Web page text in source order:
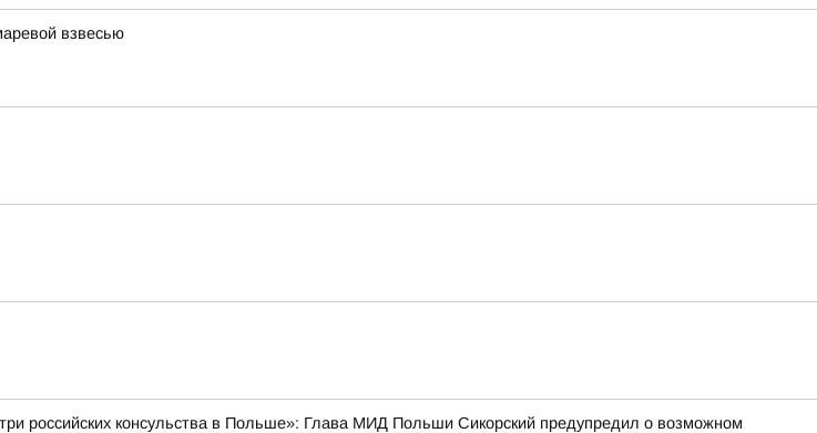
взвесью
российских консульства в Польше»: Глава МИД Польши Сикорский предупредил о возможном